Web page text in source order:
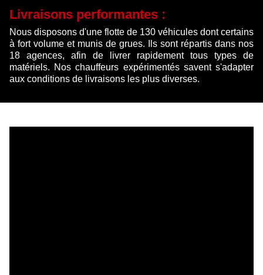
Livraisons performantes :
Nous disposons d'une flotte de 130 véhicules dont certains
à fort volume et munis de grues. Ils sont répartis dans nos
18 agences, afin de livrer rapidement tous types de
matériels. Nos chauffeurs expérimentés savent s'adapter
aux conditions de livraisons les plus diverses.